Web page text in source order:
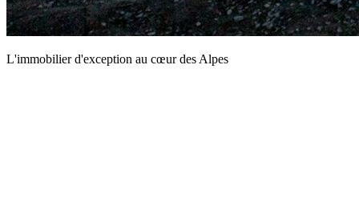
L'immobilier d'exception au cœur des Alpes